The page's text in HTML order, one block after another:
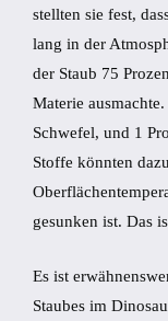
stellten sie fest,
lang in der
der Staub 75
Materie
Schwefel, und 1
Stoffe könnten
gesunken ist. Das
Es ist
Staubes im